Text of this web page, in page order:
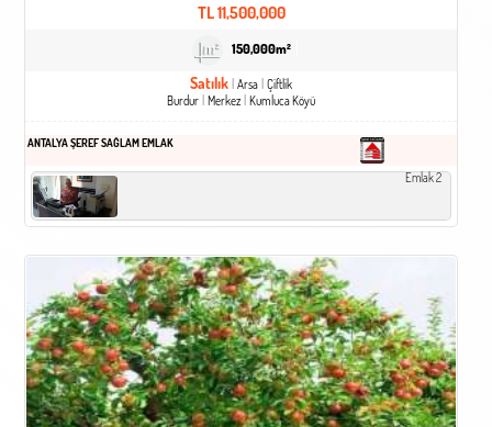
TL11,500,000
150,000m²
Satılık Arsa Çiftlik
Burdur Merkez Kumluca Köyü
ANTALYA ŞEREF SAĞLAM EMLAK
Emlak 2